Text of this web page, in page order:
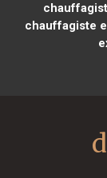
chauffagiste